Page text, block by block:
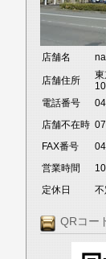
店舗名
店舗住所
電話番号
店舗不在時
FAX番号
営業時間
定休日
不
QRコー